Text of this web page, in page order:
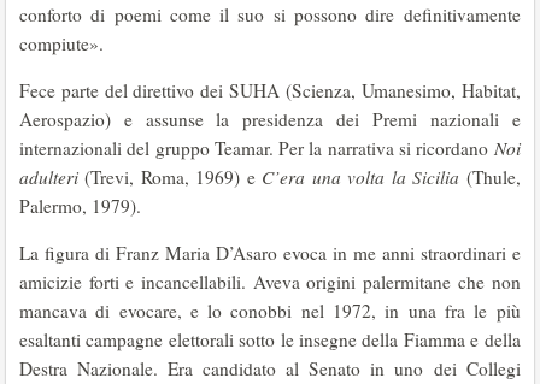
conforto di poemi come il suo si possono dire definitivamente
compiute».
Fece parte del direttivo dei SUHA (Scienza, Umanesimo, Habitat,
Aerospazio) e assunse la presidenza dei Premi nazionali e
internazionali del gruppo Teamar. Per la narrativa si ricordano Noi
adulteri (Trevi, Roma, 1969) e C’era una volta la Sicilia (Thule,
Palermo, 1979).
La figura di Franz Maria D’Asaro evoca in me anni straordinari e
amicizie forti e incancellabili. Aveva origini palermitane che non
mancava di evocare, e lo conobbi nel 1972, in una fra le più
esaltanti campagne elettorali sotto le insegne della Fiamma e della
Destra Nazionale. Era candidato al Senato in uno dei Collegi